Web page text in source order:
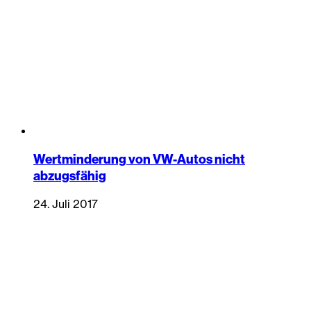
Wertminderung von VW-Autos nicht
abzugsfähig
24. Juli 2017